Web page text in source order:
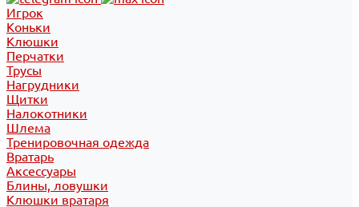
Игрок
Коньки
Клюшки
Перчатки
Трусы
Нагрудники
Щитки
Налокотники
Шлема
Тренировочная одежда
Вратарь
Аксессуары
Блины, ловушки
Клюшки вратаря